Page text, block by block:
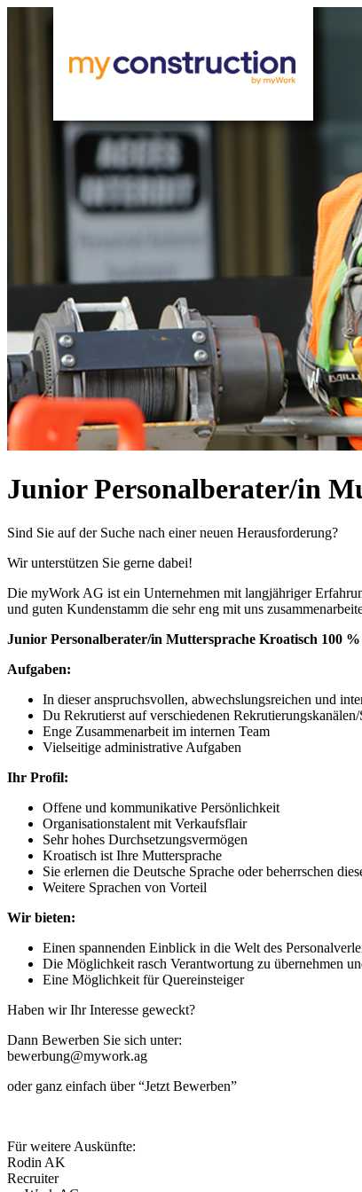
Junior Personalberater/in
Sind Sie auf der Suche nach einer neuen Herausforderung?
Wir unterstützen Sie gerne dabei!
Die myWork AG ist ein Unternehmen mit langjähriger
und guten Kundenstamm die sehr eng mit uns
Junior Personalberater/in Muttersprache Kroatisch 100 %
Aufgaben:
In dieser anspruchsvollen, abwechslungsreichen und
Du Rekrutierst auf verschiedenen
Enge Zusammenarbeit im internen Team
Vielseitige administrative Aufgaben
Ihr Profil:
Offene und kommunikative Persönlichkeit
Organisationstalent mit Verkaufsflair
Sehr hohes Durchsetzungsvermögen
Kroatisch ist Ihre Muttersprache
Sie erlernen die Deutsche Sprache oder beherrschen
Weitere Sprachen von Vorteil
Wir bieten:
Einen spannenden Einblick in die Welt des
Die Möglichkeit rasch Verantwortung zu übernehmen
Eine Möglichkeit für Quereinsteiger
Haben wir Ihr Interesse geweckt?
Dann Bewerben Sie sich unter:
bewerbung@mywork.ag
oder ganz einfach über “Jetzt Bewerben”
Für weitere Auskünfte:
Rodin AK
Recruiter